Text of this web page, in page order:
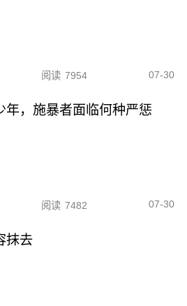
阅读 7954 07-30
年，施暴者面临何种严惩
阅读 7482 07-30
抹去